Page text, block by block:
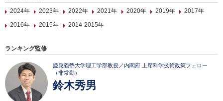
2024年
2023年 2022年 2021年 2020年 2019年
2017年
2016年
2015年 2014-2015年
ランキング監修
慶應義塾大学理工学部教授／内閣府 上席科学技術政策フェロー
（非常勤）
鈴木秀男